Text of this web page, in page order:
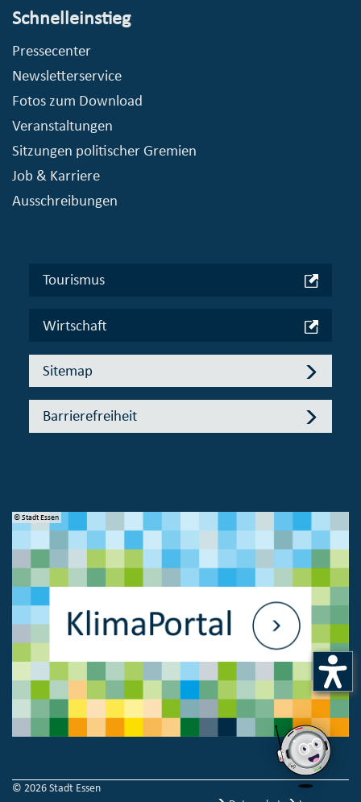
Schnelleinstieg
Pressecenter
Newsletterservice
Fotos zum Download
Veranstaltungen
Sitzungen politischer Gremien
Job & Karriere
Ausschreibungen
Tourismus
Wirtschaft
Sitemap
Barrierefreiheit
© Stadt Essen
© 2026 Stadt Essen